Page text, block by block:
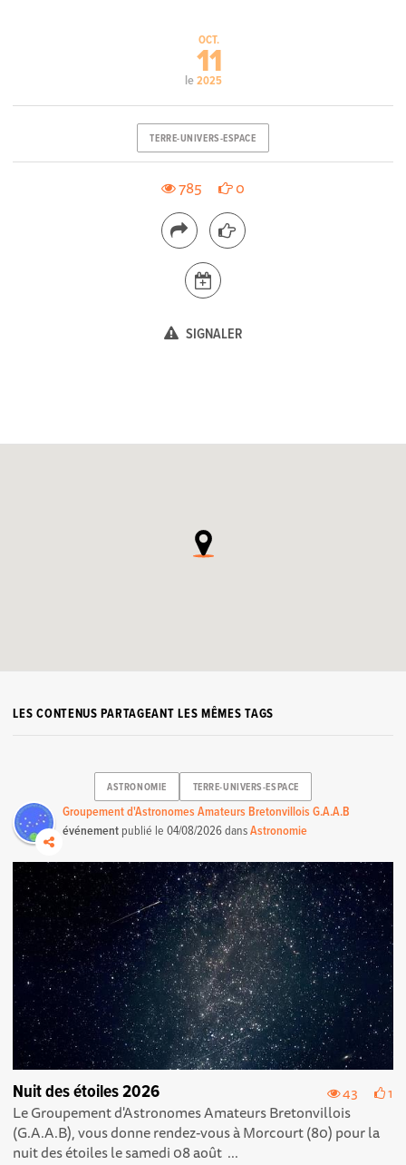
le
OCT.
11
2025
TERRE-UNIVERS-ESPACE
785 0
SIGNALER
LES CONTENUS PARTAGEANT LES MÊMES TAGS
ASTRONOMIE TERRE-UNIVERS-ESPACE
Groupement d'Astronomes Amateurs Bretonvillois G.A.A.B
événement publié le04/08/2026dansAstronomie
43 1
Nuit des étoiles 2026
Le Groupement d'Astronomes Amateurs Bretonvillois
(G.A.A.B), vous donne rendez-vous à Morcourt (80) pour la
nuit des étoiles le samedi 08 août ...